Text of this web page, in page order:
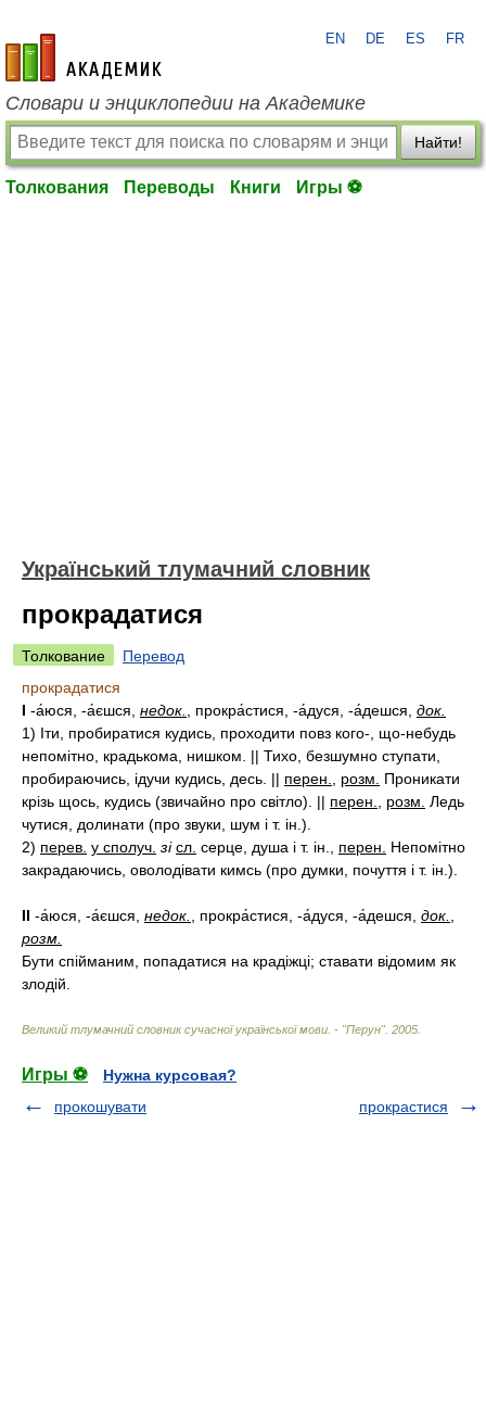
academic.ru
EN DE ES FR
Словари и энциклопедии на Академике
Найти!
Толкования Переводы Книги Игры ⚽
Український тлумачний словник
прокрадатися
Толкование
Перевод
прокрадатися
I -а́юся, -а́єшся, недок. , прокра́стися, -а́дуся, -а́дешся, док.
1) Іти, пробиратися кудись, проходити повз кого-, що-небудь
непомітно, крадькома, нишком. || Тихо, безшумно ступати,
пробираючись, ідучи кудись, десь. || перен. розм.
Проникати
крізь щось, кудись (звичайно про світло). || перен. розм. Ледь
чутися, долинати (про звуки, шум і т. ін.).
2) перев. у сполуч. зі сл. серце, душа і т. ін., перен.
Непомітно
закрадаючись, оволодівати кимсь (про думки, почуття і т. ін.).
II -а́юся, -а́єшся, недок. , прокра́стися, -а́дуся, -а́дешся, док.
розм.
Бути спійманим, попадатися на крадіжці; ставати відомим як
злодій.
Великий тлумачний словник сучасної української мови. - "Перун". 2005
Игры ⚽
Нужна курсовая?
прокошувати
прокрастися